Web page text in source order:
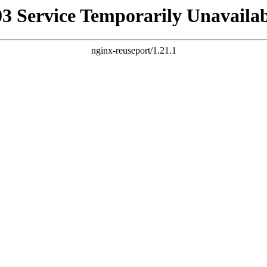
Service Temporarily
nginx-reuseport/1.21.1